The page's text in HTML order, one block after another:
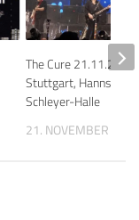
The Cure 21.11.2022
Stuttgart, Hanns-
Schleyer-Halle
21. NOVEMBER